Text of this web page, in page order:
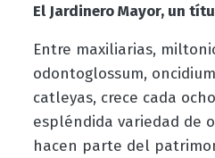
El Jardinero Mayor, un
Entre maxiliarias,
odontoglossum,
catleyas, crece cada
espléndida variedad de
hacen parte del